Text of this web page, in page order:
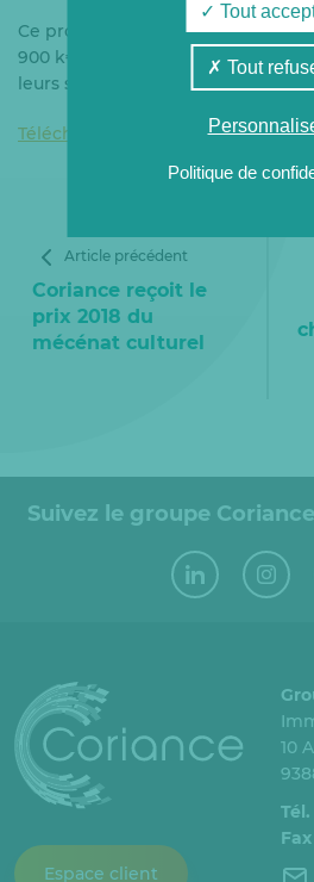
Ce projet représente un
900 k€. L’ADEME et la Région
leurs soutiens respectifs à
Télécharger le dépliant
Article précédent
Coriance reçoit le
prix 2018 du
mécénat culturel
Suivez le groupe
Espace client
10
Tél.
Fax
Tout
Tout
Politique de